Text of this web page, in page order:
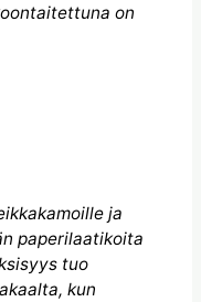
on
ja
paperilaatikoita
tuo
kun